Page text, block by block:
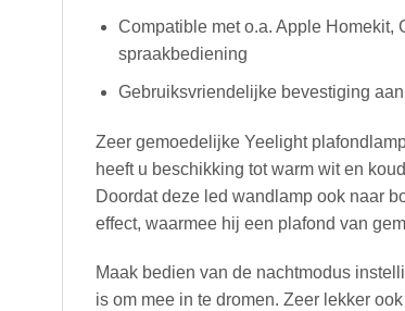
Compatible met o.a. Apple Homekit,
spraakbediening
Gebruiksvriendelijke bevestiging
Zeer gemoedelijke Yeelight
heeft u beschikking tot warm wit en
Doordat deze led wandlamp ook naar
effect, waarmee hij een plafond van
Maak bedien van de nachtmodus
is om mee in te dromen. Zeer lekker